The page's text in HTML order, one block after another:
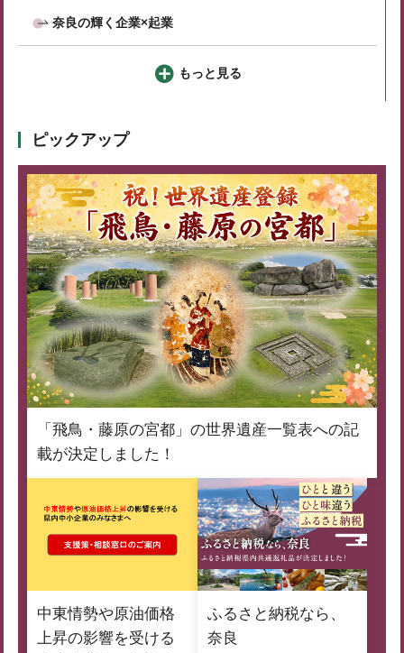
奈良の輝く企業×起業
もっと見る
ピックアップ
「飛鳥・藤原の宮都」の世界遺産一覧表への記
載が決定しました！
中東情勢や原油価格
上昇の影響を受ける
ふるさと納税なら、
奈良